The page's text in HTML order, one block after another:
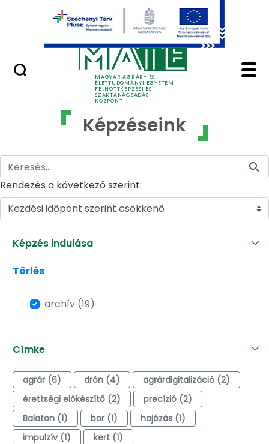
Ugrás a fő tartalomhoz
MAGYAR AGRÁR- ÉS
ÉLETTUDOMÁNYI EGYETEM
FELNŐTTKÉPZÉSI ÉS
SZAKTANÁCSADÁSI
KÖZPONT
Képzéseink - MATE
Képzéseink
Rendezés a következő szerint:
Kezdési időpont szerint csökkenő
Képzés indulása
Törlés
archív (19)
Címke
agrár (6) drón (4)
agrárdigitalizáció (2)
érettségi előkészítő (2)
precízió (2)
Balaton (1)
bor (1)
hajózás (1)
impulzív (1)
kert (1)